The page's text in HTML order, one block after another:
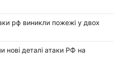
рф виникли пожежі у двох
нові деталі атаки РФ на